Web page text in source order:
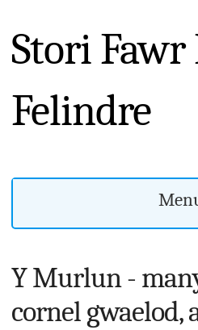
Stori
Felindre
Y Murlun -
cornel gwaelod,